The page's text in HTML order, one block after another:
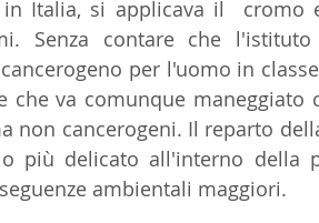
Italia, si applicava il  cromo
Senza contare che
per l'uomo in
che va comunque maneggiato
non cancerogeni. Il reparto
più delicato all'interno della
ambientali maggiori.